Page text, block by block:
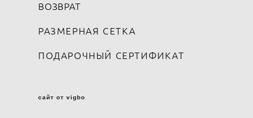
ВОЗВРАТ
РАЗМЕРНАЯ СЕТКА
ПОДАРОЧНЫЙ СЕРТИФИКАТ
сайт от vigbo